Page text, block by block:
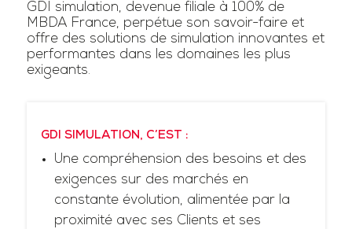
GDI simulation, devenue filiale à 100% de
MBDA France, perpétue son savoir-faire et
offre des solutions de simulation innovantes et
performantes dans les domaines les plus
exigeants.
GDI SIMULATION, C’EST :
Une compréhension des besoins et des
exigences sur des marchés en
constante évolution, alimentée par la
proximité avec ses Clients et ses